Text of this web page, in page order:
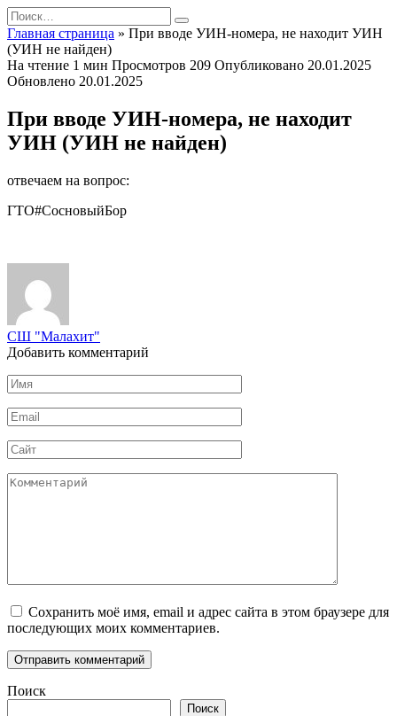
Перейти
к
содержанию
Search
for:
Главная страница » При вводе УИН-номера, не находит УИН
(УИН не найден)
На чтение 1 мин Просмотров 209 Опубликовано 20.01.2025
Обновлено 20.01.2025
При вводе УИН-номера, не находит
УИН (УИН не найден)
отвечаем на вопрос:
ГТО#СосновыйБор
СШ "Малахит"
Добавить комментарий
Имя
*
Email
*
Сайт
Комментарий
Сохранить моё имя, email и адрес сайта в этом браузере для
последующих моих комментариев.
Поиск
Поиск